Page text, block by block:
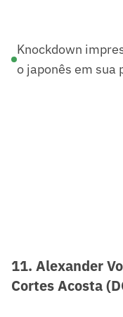
Knockdown
o japonês em sua
11. Alexander
Cortes Acosta